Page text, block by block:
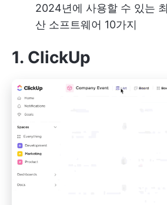
2024년에 사용할 수 있는
산 소프트웨어 10가지
1. ClickUp